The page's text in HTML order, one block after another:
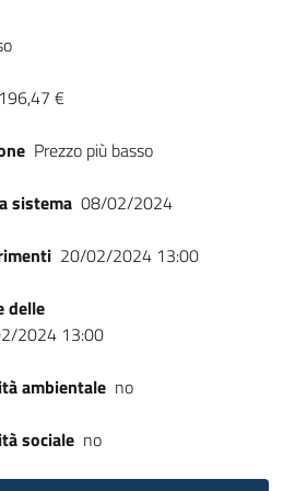
€
Prezzo più basso
sistema 08/02/2024
20/02/2024 13:00
delle
2024 13:00
ambientale no
sociale no